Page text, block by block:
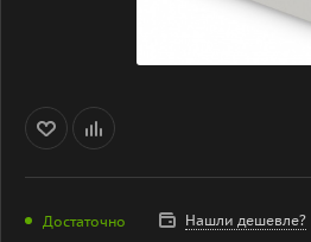
Достаточно Нашли дешевле?